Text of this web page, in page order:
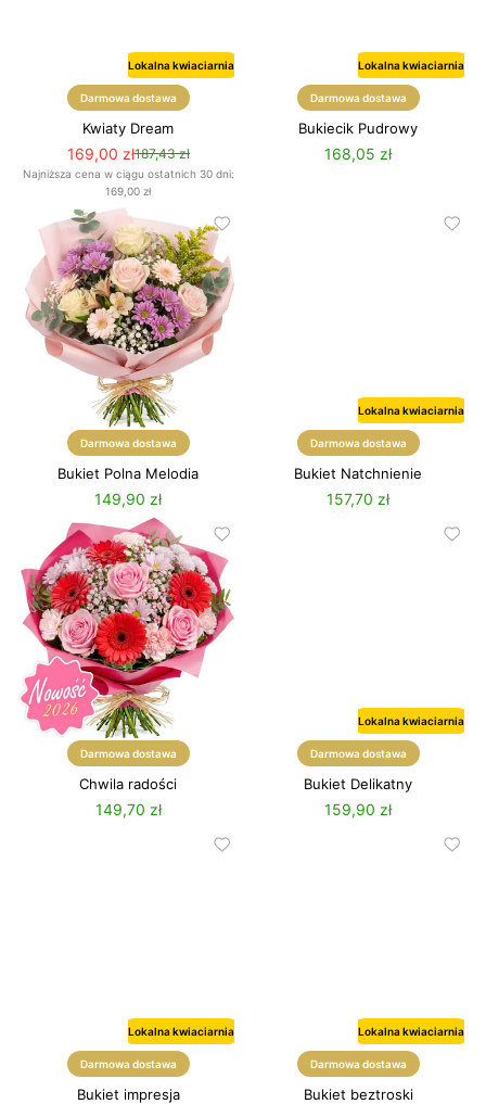
Lokalna kwiaciarnia
Darmowa dostawa
Kwiaty Dream
169,00 zł187,43 zł
Najniższa cena w ciągu ostatnich 30 dni:
169,00 zł
Lokalna kwiaciarnia
Darmowa dostawa
Bukiecik Pudrowy
168,05 zł
Darmowa dostawa
Bukiet Polna Melodia
149,90 zł
Lokalna kwiaciarnia
Darmowa dostawa
Bukiet Natchnienie
157,70 zł
Darmowa dostawa
Chwila radości
149,70 zł
Lokalna kwiaciarnia
Darmowa dostawa
Bukiet Delikatny
159,90 zł
Lokalna kwiaciarnia
Darmowa dostawa
Bukiet impresja
Lokalna kwiaciarnia
Darmowa dostawa
Bukiet beztroski